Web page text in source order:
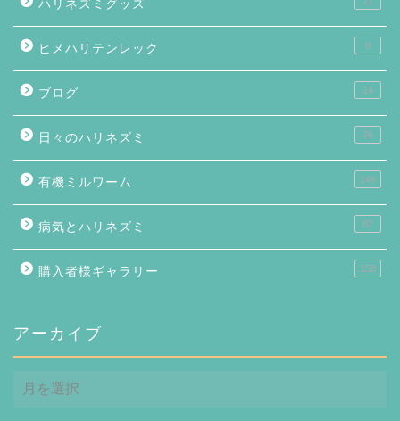
ハリネズミグッズ
ヒメハリテンレック 8
ブログ 14
日々のハリネズミ 76
有機ミルワーム 146
病気とハリネズミ 87
購入者様ギャラリー 158
アーカイブ
ー